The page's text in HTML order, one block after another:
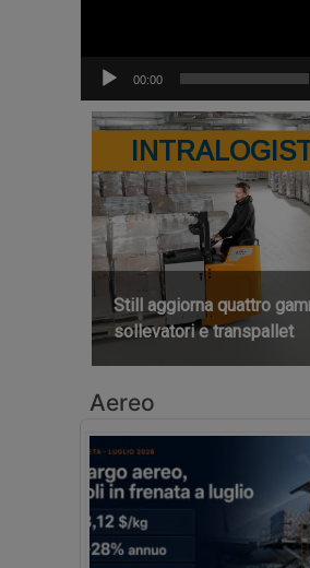
00:00
Still aggiorna quattro
sollevatori e transpallet
Aereo